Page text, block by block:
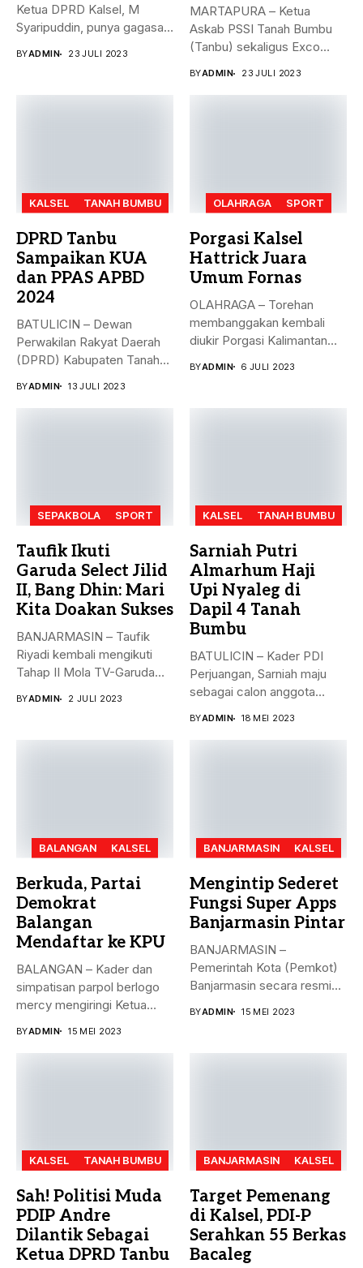
Ketua DPRD Kalsel, M
Syaripuddin, punya gagasan
BYADMIN 23 JULI 2023
MARTAPURA – Ketua
Askab PSSI Tanah Bumbu
(Tanbu) sekaligus Exco
BYADMIN 23 JULI 2023
KALSEL TANAH BUMBU
DPRD Tanbu
Sampaikan KUA
dan PPAS APBD
2024
BATULICIN – Dewan
Perwakilan Rakyat Daerah
(DPRD) Kabupaten Tanah
BYADMIN 13 JULI 2023
OLAHRAGA SPORT
Porgasi Kalsel
Hattrick Juara
Umum Fornas
OLAHRAGA – Torehan
membanggakan kembali
diukir Porgasi Kalimantan
BYADMIN 6 JULI 2023
SEPAKBOLA SPORT
Taufik Ikuti
Garuda Select Jilid
II, Bang Dhin: Mari
Kita Doakan Sukses
BANJARMASIN – Taufik
Riyadi kembali mengikuti
Tahap II Mola TV-Garuda
BYADMIN 2 JULI 2023
KALSEL TANAH BUMBU
Sarniah Putri
Almarhum Haji
Upi Nyaleg di
Dapil 4 Tanah
Bumbu
BATULICIN – Kader PDI
Perjuangan, Sarniah maju
sebagai calon anggota
BYADMIN 18 MEI 2023
BALANGAN KALSEL
Berkuda, Partai
Demokrat
Balangan
Mendaftar ke KPU
BALANGAN – Kader dan
simpatisan parpol berlogo
mercy mengiringi Ketua
BYADMIN 15 MEI 2023
BANJARMASIN KALSEL
Mengintip Sederet
Fungsi Super Apps
Banjarmasin Pintar
BANJARMASIN –
Pemerintah Kota (Pemkot)
Banjarmasin secara resmi
BYADMIN 15 MEI 2023
KALSEL TANAH BUMBU
Sah! Politisi Muda
PDIP Andre
Dilantik Sebagai
Ketua DPRD Tanbu
BANJARMASIN KALSEL
Target Pemenang
di Kalsel, PDI-P
Serahkan 55 Berkas
Bacaleg